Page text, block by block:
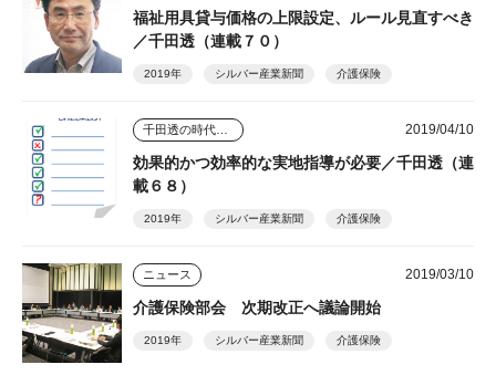
福祉用具貸与価格の上限設定、ルール見直すべき
／千田透（連載７０）
2019年 シルバー産業新聞 介護保険
2019/04/10
効果的かつ効率的な実地指導が必要／千田透（連
載６８）
2019年 シルバー産業新聞 介護保険
ニュース 2019/03/10
介護保険部会 次期改正へ議論開始
2019年 シルバー産業新聞 介護保険